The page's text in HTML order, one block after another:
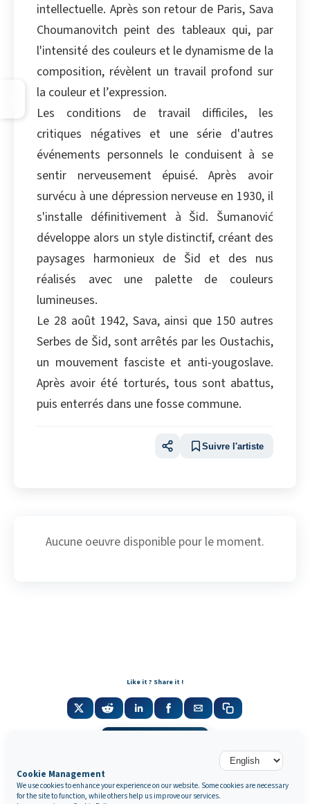
intellectuelle. Après son retour de Paris, Sava
Choumanovitch peint des tableaux qui, par
l'intensité des couleurs et le dynamisme de la
composition, révèlent un travail profond sur
la couleur et l’expression.
Les conditions de travail difficiles, les
critiques négatives et une série d'autres
événements personnels le conduisent à se
sentir nerveusement épuisé. Après avoir
survécu à une dépression nerveuse en 1930, il
s'installe définitivement à Šid. Šumanović
développe alors un style distinctif, créant des
paysages harmonieux de Šid et des nus
réalisés avec une palette de couleurs
lumineuses.
Le 28 août 1942, Sava, ainsi que 150 autres
Serbes de Šid, sont arrêtés par les Oustachis,
un mouvement fasciste et anti-yougoslave.
Après avoir été torturés, tous sont abattus,
puis enterrés dans une fosse commune.
Suivre l'artiste
Aucune oeuvre disponible pour le moment.
Like it ? Share it !
Cookie Management
We use cookies to enhance your experience on our website. Some cookies are necessary
for the site to function, while others help us improve our services.